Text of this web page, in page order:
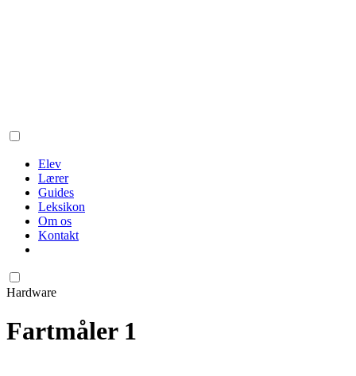
Elev
Lærer
Guides
Leksikon
Om os
Kontakt
Hardware
Fartmåler 1